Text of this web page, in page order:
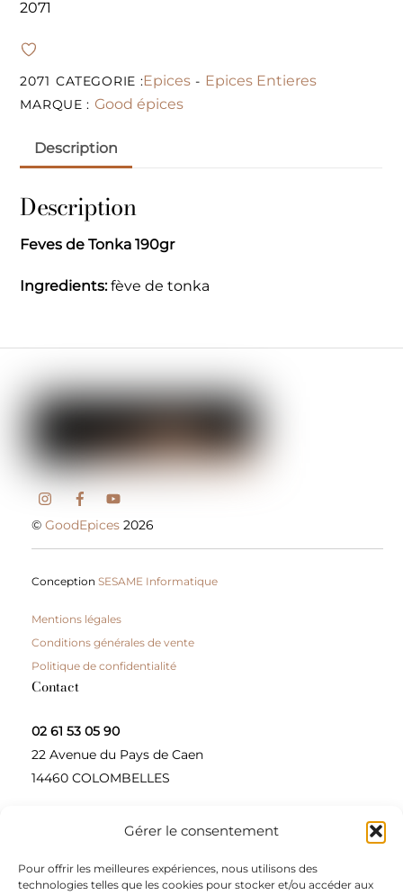
Gérer le consentement
Pour offrir les meilleures expériences, nous utilisons des
technologies telles que les cookies pour stocker et/ou accéder aux
2071
2071 CATEGORIE :Epices - Epices Entieres
MARQUE : Good épices
Description
Description
Feves de Tonka 190gr
Ingredients:fève de tonka
©GoodEpices 2026
ConceptionSESAME Informatique
Mentions légales
Conditions générales de vente
Politique de confidentialité
Contact
02 61 53 05 90
22 Avenue du Pays de Caen
14460 COLOMBELLES
Contactez-nous
A propos